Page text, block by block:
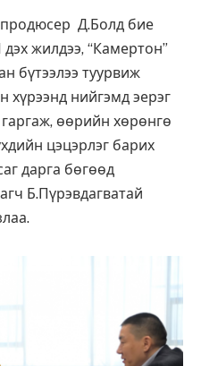
продюсер Д.Болд бие
дэх жилдээ, “Камертон”
бүтээлээ туурвиж
хүрээнд нийгэмд эерэг
өөрийн хөрөнгө
цэцэрлэг барих
дарга бөгөөд
Б.Пүрэвдагватай